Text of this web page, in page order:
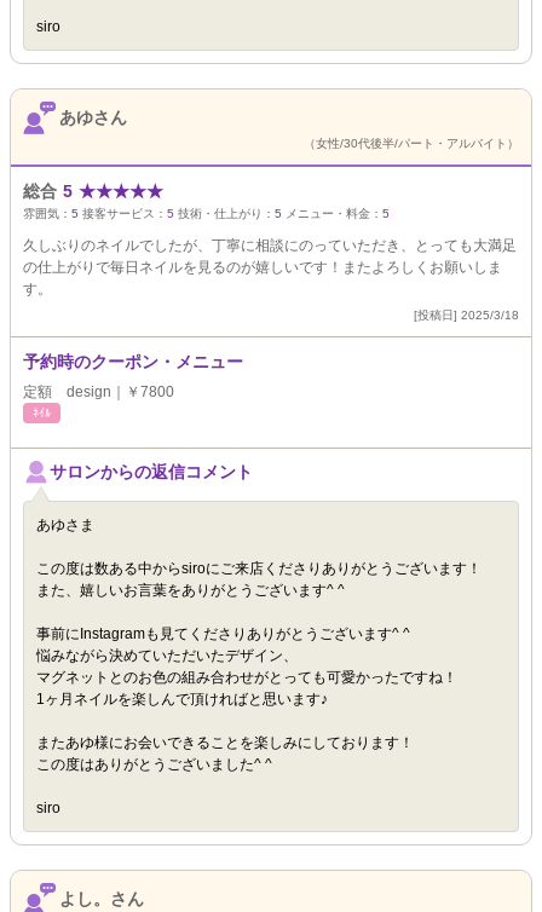
siro
あゆさん
（女性/30代後半/パート・アルバイト）
総合 5 ★★★★★
雰囲気： 5 接客サービス： 5 技術・仕上がり： 5 メニュー・料金： 5
久しぶりのネイルでしたが、丁寧に相談にのっていただき、とっても大満足
の仕上がりで毎日ネイルを見るのが嬉しいです！またよろしくお願いしま
す。
[投稿日] 2025/3/18
予約時のクーポン・メニュー
定額 design｜￥7800
ﾈｲﾙ
サロンからの返信コメント
あゆさま
この度は数ある中からsiroにご来店くださりありがとうございます！
また、嬉しいお言葉をありがとうございます^ ^
事前にInstagramも見てくださりありがとうございます^ ^
悩みながら決めていただいたデザイン、
マグネットとのお色の組み合わせがとっても可愛かったですね！
1ヶ月ネイルを楽しんで頂ければと思います♪
またあゆ様にお会いできることを楽しみにしております！
この度はありがとうございました^ ^
siro
よし。さん